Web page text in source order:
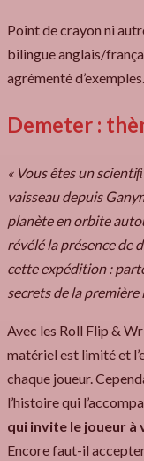
Point de crayon ni
bilingue anglais/
agrémenté d’exemples.
Demeter :
« Vous êtes un
vaisseau depuis
planète en orbite
révélé la présence de
cette expédition :
secrets de la
Avec les Roll Flip &
matériel est limité et
chaque joueur.
l’histoire qui
qui invite le joueur à
Encore faut-il